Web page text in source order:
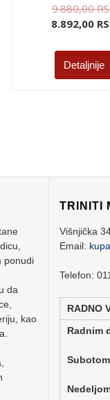
9.880,00
8.892,00
Detaljnije
ponudi
da
kao
TRINITI
Višnjička
Email:
Telefon:
RADNO
Radnim